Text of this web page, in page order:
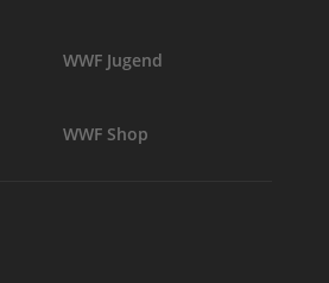
WWF Jugend
WWF Shop